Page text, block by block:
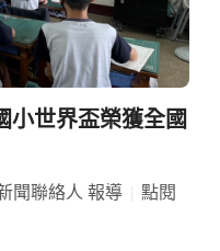
小世界盃榮獲全國
聞聯絡人 報導
點閱